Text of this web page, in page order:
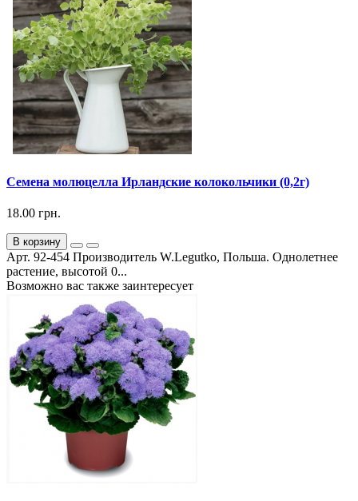
Семена молюцелла Ирландские колокольчики (0,2г)
18.00 грн.
В корзину
Арт. 92-454 Производитель W.Legutko, Польша. Однолетнее
растение, высотой 0...
Возможно вас также заинтересует